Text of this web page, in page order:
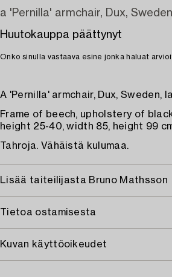
a 'Pernilla' armchair, Dux,
Huutokauppa päättynyt
Onko sinulla vastaava esine jonka haluat
A 'Pernilla' armchair, Dux,
Frame of beech, upholstery of
height 25-40, width 85, height 99
Tahroja. Vähäistä kulumaa.
Lisää taiteilijasta Bruno Mathsson
Tietoa ostamisesta
Kuvan käyttöoikeudet